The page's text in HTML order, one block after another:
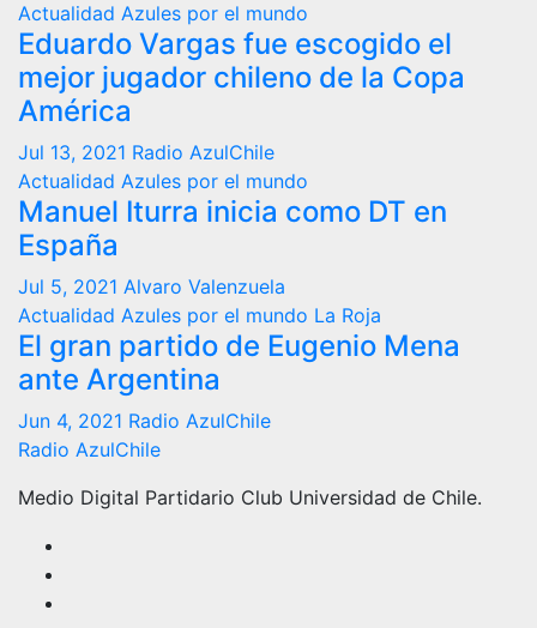
Actualidad Azules por el mundo
Eduardo Vargas fue escogido el
mejor jugador chileno de la Copa
América
Jul 13, 2021 Radio AzulChile
Actualidad Azules por el mundo
Manuel Iturra inicia como DT en
España
Jul 5, 2021 Alvaro Valenzuela
Actualidad Azules por el mundo La Roja
El gran partido de Eugenio Mena
ante Argentina
Jun 4, 2021 Radio AzulChile
Radio AzulChile
Medio Digital Partidario Club Universidad de Chile.